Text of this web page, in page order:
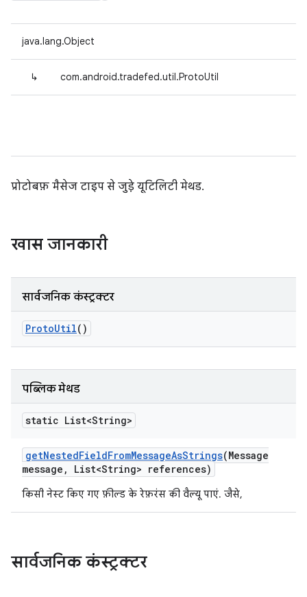
java.lang.Object
↳ com.android.tradefed.util.ProtoUtil
प्रोटोबफ़ मैसेज टाइप से जुड़े यूटिलिटी मेथड.
खास जानकारी
सार्वजनिक कंस्ट्रक्टर
ProtoUtil()
पब्लिक मेथड
static List<String>
getNestedFieldFromMessageAsStrings(Message
message , List<String> references)
किसी नेस्ट किए गए फ़ील्ड के रेफ़रंस की वैल्यू पाएं. जैसे,
सार्वजनिक कंस्ट्रक्टर